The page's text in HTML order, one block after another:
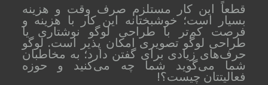
قطعاً این کار مستلزم صرف وقت و هزینه
بسیار است؛ خوشبختانه این کار با هزینه و
فرصت کم‌تر با طراحی لوگو نوشتاری یا
طراحی لوگو تصویری امکان پذیر است. لوگو
حرف‌های زیادی برای گفتن دارد؛ به مخاطبان
شما می‌گوید شما چه می‌کنید و حوزه
فعالیتتان چیست؟!